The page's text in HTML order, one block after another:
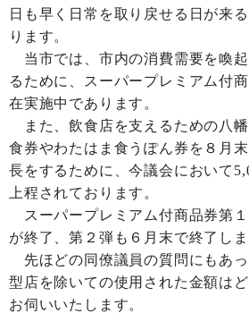
日も早く日常を取り戻せる日が来
ります。
当市では、市内の消費需要を喚起
るために、スーパープレミアム付
在実施中であります。
また、飲食店を支えるための八
食券やわたはま食うぽん券を８月
長をするために、今議会において
上程されております。
スーパープレミアム付商品券第
が終了、第２弾も６月末で終了しま
先ほどの同僚議員の質問にもあ
型店を除いての使用された金額は
お伺いいたします。